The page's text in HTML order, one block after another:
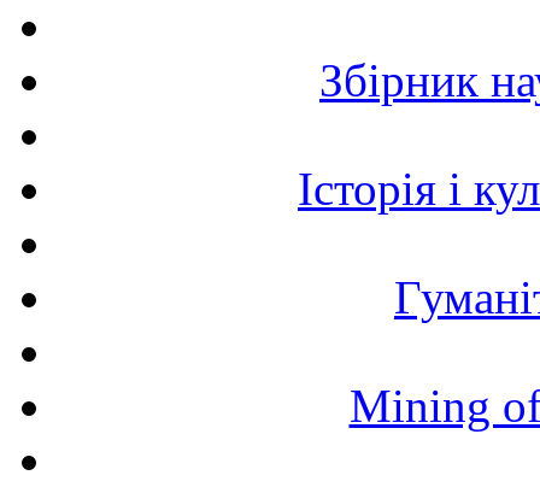
Збірник
Історія і
Mining